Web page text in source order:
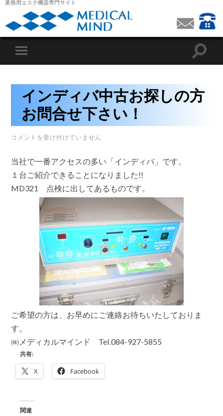
業務用エステ機器専門サイト
インディバ中古お探しの方
お問合せ下さい！
イ
ィ
中
古
コメントを受け付けていません
当社で一番アクセスの多い「インディバ」です。
１台ご紹介できることになりました!!
MD321 点検に出してあるものです。
ご希望の方は、お早めにご連絡お待ちいたしておりま
す。
㈱メディカルマインド Tel.084-927-5855
共有:
X Facebook
関連